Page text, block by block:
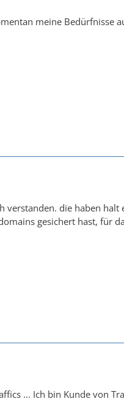
meine Bedürfnisse
verstanden. die haben
gesichert hast, für
... Ich bin Kunde von